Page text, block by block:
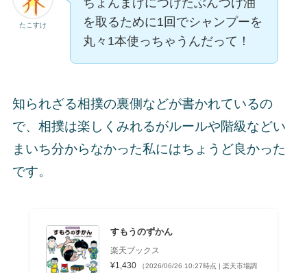
たこすけ
ちょんまげにつけたぶんつけ油
を取るために1回でシャンプーを
丸々1本使っちゃうんだって！
知られざる相撲の裏側などが書かれているの
で、相撲は楽しくみれるがルールや階級などい
まいち分からなかった私にはちょうど良かった
です。
すもうのずかん
楽天ブックス
¥1,430
（2026/06/26 10:27時点 | 楽天市場調